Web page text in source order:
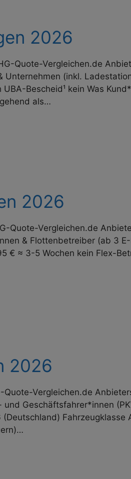
2026
Quote-Vergleichen.de
Unternehmen (inkl.
Bescheid¹ kein Was
als…
2026
Quote-Vergleichen.de
& Flottenbetreiber (ab 3
€ ≈ 3-5 Wochen kein Flex-
2026
Vergleichen.de
Geschäftsfahrer*innen
Fahrzeugklasse